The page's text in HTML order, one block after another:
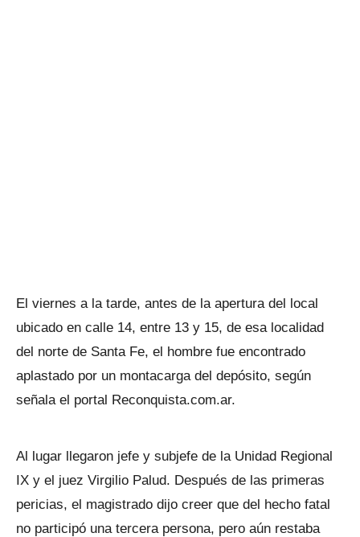
El viernes a la tarde, antes de la apertura del local
ubicado en calle 14, entre 13 y 15, de esa localidad
del norte de Santa Fe, el hombre fue encontrado
aplastado por un montacarga del depósito, según
señala el portal Reconquista.com.ar.
Al lugar llegaron jefe y subjefe de la Unidad Regional
IX y el juez Virgilio Palud. Después de las primeras
pericias, el magistrado dijo creer que del hecho fatal
no participó una tercera persona, pero aún restaba